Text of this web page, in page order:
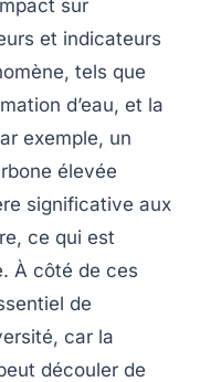
sur
et indicateurs
tels que
d’eau, et la
exemple, un
élevée
significative aux
ce qui est
À côté de ces
de
, car la
découler de